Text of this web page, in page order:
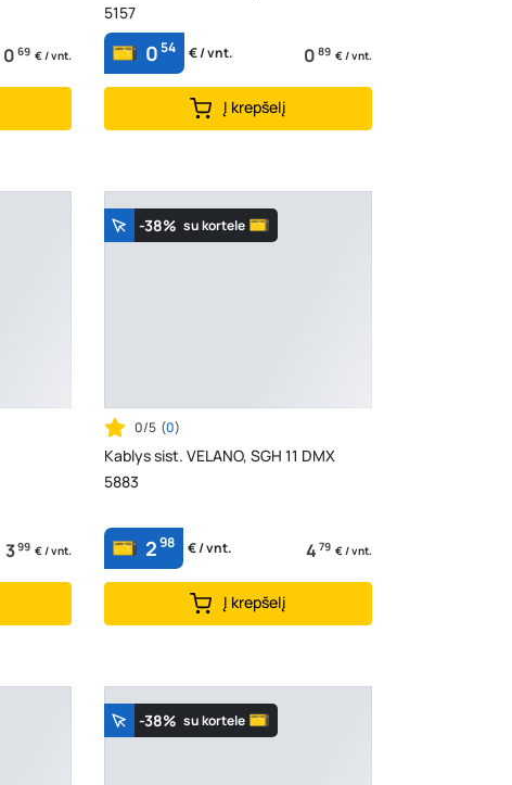
0 69 € / vnt.
5157
054 € / vnt. 0 89 € / vnt.
Į krepšelį
399 € / vnt.
-38% su kortele
0/5 (0)
Kablys sist. VELANO, SGH 11 DMX
5883
298 € / vnt. 4 79 € / vnt.
Į krepšelį
-38% su kortele